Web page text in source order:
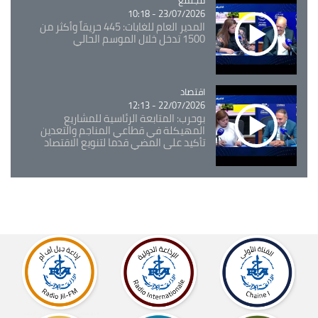
23/07/2026 - 10:18
المدير العام للغابات: 445 حريقاً وأكثر من
1500 تدخل خلال الموسم الحالي
Catégorie
اقتصاد
22/07/2026 - 12:13
بوحرب: المتابعة الرئاسية للمشاريع
المهيكلة في قطاعي المناجم والتعدين
تأكيد على المضي قدما لتنويع الاقتصاد